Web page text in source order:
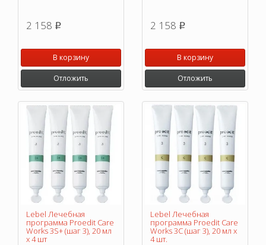
2 158 p
В корзину
Отложить
2 158 p
В корзину
Отложить
Lebel Лечебная
программа Proedit Care
Works 3S+ (шаг 3), 20 мл
х 4 шт
Lebel Лечебная
программа Proedit Care
Works 3C (шаг 3), 20 мл х
4 шт.